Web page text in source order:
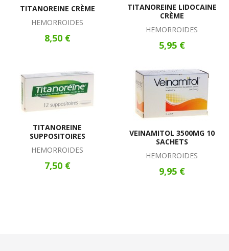
TITANOREINE CRÈME
HEMORROIDES
8,50 €
TITANOREINE LIDOCAINE
CRÈME
HEMORROIDES
5,95 €
TITANOREINE
SUPPOSITOIRES
HEMORROIDES
7,50 €
VEINAMITOL 3500MG 10
SACHETS
HEMORROIDES
9,95 €